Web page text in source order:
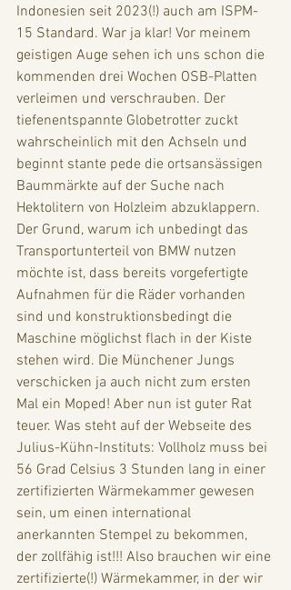
Indonesien seit 2023(!) auch am ISPM-
15 Standard. War ja klar! Vor meinem
geistigen Auge sehen ich uns schon die
kommenden drei Wochen OSB-Platten
verleimen und verschrauben. Der
tiefenentspannte Globetrotter zuckt
wahrscheinlich mit den Achseln und
beginnt stante pede die ortsansässigen
Baummärkte auf der Suche nach
Hektolitern von Holzleim abzuklappern.
Der Grund, warum ich unbedingt das
Transportunterteil von BMW nutzen
möchte ist, dass bereits vorgefertigte
Aufnahmen für die Räder vorhanden
sind und konstruktionsbedingt die
Maschine möglichst flach in der Kiste
stehen wird. Die Münchener Jungs
verschicken ja auch nicht zum ersten
Mal ein Moped! Aber nun ist guter Rat
teuer. Was steht auf der Webseite des
Julius-Kühn-Instituts: Vollholz muss bei
56 Grad Celsius 3 Stunden lang in einer
zertifizierten Wärmekammer gewesen
sein, um einen international
anerkannten Stempel zu bekommen,
der zollfähig ist!!! Also brauchen wir eine
zertifizierte(!) Wärmekammer, in der wir